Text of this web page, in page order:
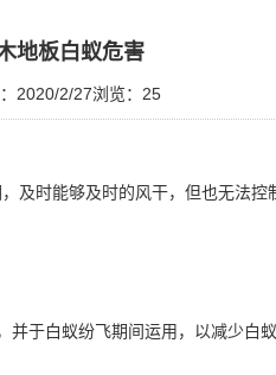
地板白蚁危害
2020/2/27浏览： 25
时能够及时的风干，但也无法控
于白蚁纷飞期间运用，以减少白